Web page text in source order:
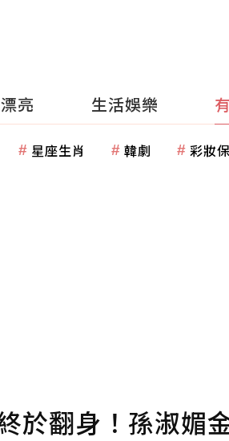
亮 生活娛樂
星座生肖 韓劇 彩妝
於翻身！孫淑媚